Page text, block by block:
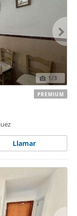
1/3
Llamar
PREMIUM